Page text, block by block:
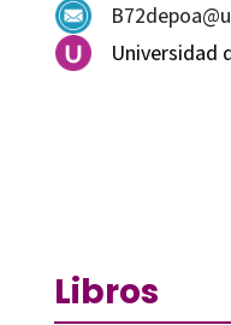
Universidad
Libros